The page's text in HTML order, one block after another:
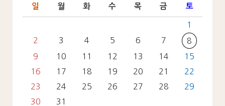
일 월 화 수 목 금 토
1
2
3 4 5 6 7
8
9
10 11 12 13 14
15
16
17 18 19 20 21
22
23
24 25 26 27 28
29
30
31